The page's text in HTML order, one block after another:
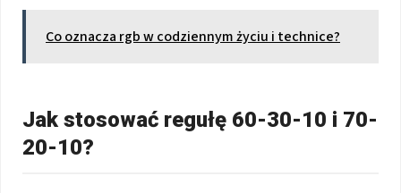
Co oznacza rgb w codziennym życiu i technice?
Jak stosować regułę 60-30-10 i 70-
20-10?